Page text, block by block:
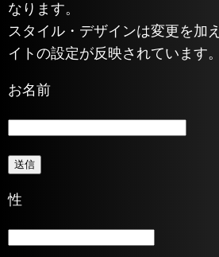
なります。
スタイル・デザインは変更を加
イトの設定が反映されています。
お名前
性